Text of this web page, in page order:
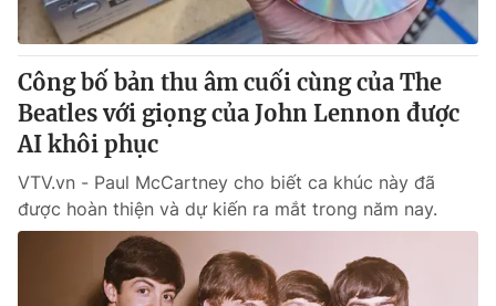
Thế giới đó đây
Câu chuyện quốc tế
Tài chính
Thị trường
Góc doanh nghiệp
Dữ liệu và đời sống
Truyền hình
Hậu trường
Khán giả
Giải trí
Điện ảnh
Công bố bản thu âm cuối cùng của The
Beatles với giọng của John Lennon được
AI khôi phục
VTV.vn - Paul McCartney cho biết ca khúc này đã
được hoàn thiện và dự kiến ra mắt trong năm nay.